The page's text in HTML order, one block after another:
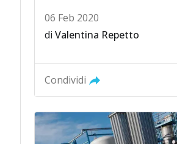
06 Feb 2020
di Valentina Repetto
Condividi